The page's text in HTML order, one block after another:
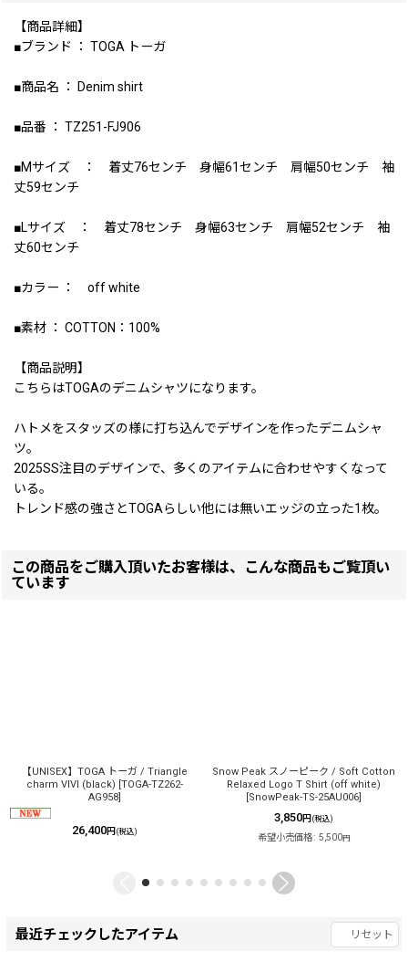
【商品詳細】
■ブランド ： TOGA トーガ
■商品名 ： Denim shirt
■品番 ： TZ251-FJ906
■Mサイズ ： 着丈76センチ 身幅61センチ 肩幅50センチ 袖
丈59センチ
■Lサイズ ： 着丈78センチ 身幅63センチ 肩幅52センチ 袖
丈60センチ
■カラー ： off white
■素材 ： COTTON：100%
【商品説明】
こちらはTOGAのデニムシャツになります。
ハトメをスタッズの様に打ち込んでデザインを作ったデニムシャ
ツ。
2025SS注目のデザインで、多くのアイテムに合わせやすくなって
いる。
トレンド感の強さとTOGAらしい他には無いエッジの立った1枚。
この商品をご購入頂いたお客様は、こんな商品もご覧頂い
ています
【UNISEX】TOGA トーガ / Triangle
charm VIVI (black) [TOGA-TZ262-
AG958]
26,400円 (税込)
Snow Peak スノーピーク / Soft Cotton
Relaxed Logo T Shirt (off white)
[SnowPeak-TS-25AU006]
3,850円 (税込)
希望小売価格: 5,500円
最近チェックしたアイテム リセット